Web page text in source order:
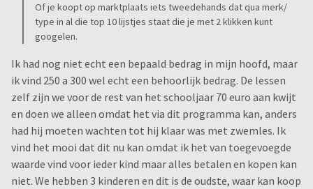
Of je koopt op marktplaats iets tweedehands dat qua merk/
type in al die top 10 lijstjes staat die je met 2 klikken kunt
googelen.
Ik had nog niet echt een bepaald bedrag in mijn hoofd, maar
ik vind 250 a 300 wel echt een behoorlijk bedrag. De lessen
zelf zijn we voor de rest van het schooljaar 70 euro aan kwijt
en doen we alleen omdat het via dit programma kan, anders
had hij moeten wachten tot hij klaar was met zwemles. Ik
vind het mooi dat dit nu kan omdat ik het van toegevoegde
waarde vind voor ieder kind maar alles betalen en kopen kan
niet. We hebben 3 kinderen en dit is de oudste, waar kan koop